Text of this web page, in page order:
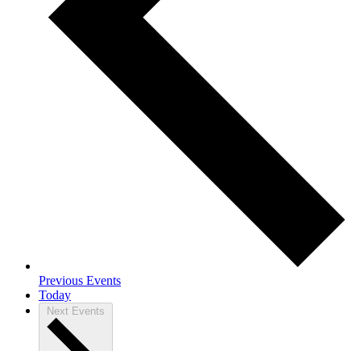
Previous Events
Today
Next Events